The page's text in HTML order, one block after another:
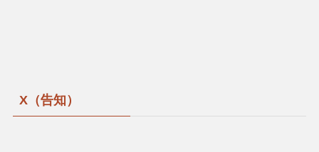
X（告知）